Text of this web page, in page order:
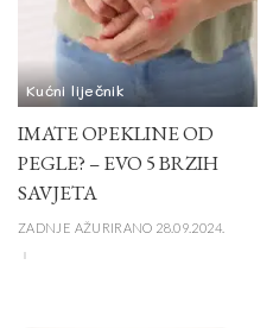
Kućni liječnik
IMATE OPEKLINE OD
PEGLE? – EVO 5 BRZIH
SAVJETA
ZADNJE AŽURIRANO 28.09.2024.